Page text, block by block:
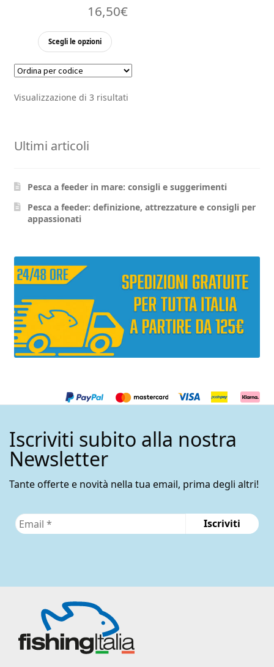
16,50€
Scegli le opzioni
Questo
ha
varianti.
nella
pagina
Visualizzazione di 3 risultati
Ultimi articoli
Pesca a feeder in mare: consigli e suggerimenti
Pesca a feeder: definizione, attrezzature e consigli per
appassionati
Iscriviti subito alla nostra
Newsletter
Tante offerte e novità nella tua email, prima degli altri!